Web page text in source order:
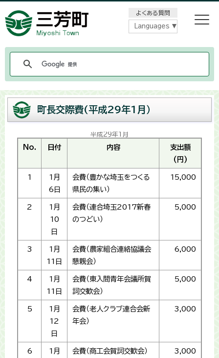
よくある質問
Languages
町長交際費(平成29年1月）
平成29年1月
No. 日付 内容
支出額
(円)
1
1月
6日
会費（豊かな埼玉をつくる
県民の集い）
15,000
2
1月
10
日
会費（連合埼玉2017新春
のつどい）
5,000
3
1月
11日
会費（農家組合連絡協議会
懇親会）
6,000
4
1月
11日
会費（東入間青年会議所賀
詞交歓会）
5,000
5
1月
12
日
会費（老人クラブ連合会新
年会）
3,000
6
1月
会費（商工会賀詞交歓会） 3,000